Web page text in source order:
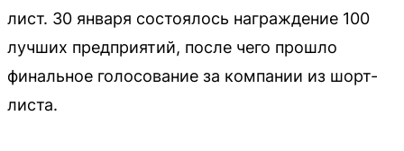
лист. 30 января состоялось награждение 100
лучших предприятий, после чего прошло
финальное голосование за компании из шорт-
листа.